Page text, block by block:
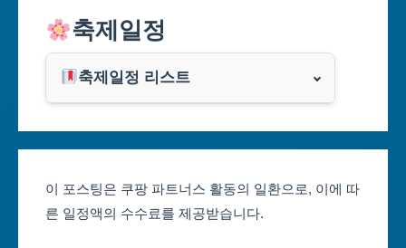
인천광역시
광주광역시
대전광역시
쿠팡
클룩
축제일정
축제일정 리스트
대구축제 일정
이 포스팅은 쿠팡 파트너스 활동의 일환으로, 이에 따
른 일정액의 수수료를 제공받습니다.